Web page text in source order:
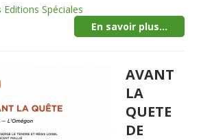
Editions Spéciales
En savoir plus...
AVANT
LA
QUETE
DE